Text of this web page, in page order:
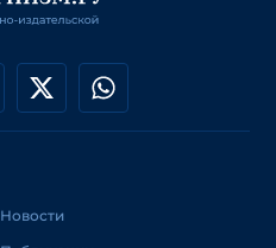
Новости